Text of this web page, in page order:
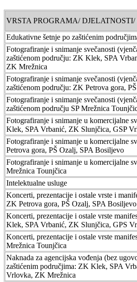
VRSTA PROGRAMA/
Edukativne šetnje po zaštićenim
Fotografiranje i snimanje svečanosti
zaštićenom području: ZK Klek, SPA
ZK Mrežnica
Fotografiranje i snimanje svečanosti
zaštićenom području: ZK Petrova gora,
Fotografiranje i snimanje svečanosti
zaštićenom području SP Mrežnica
Fotografiranje i snimanje u komercijalne
Klek, SPA Vrbanić, ZK Slunjčica, GSP
Fotografiranje i snimanje u komercijalne
Petrova gora, PŠ Ozalj, SPA Bosiljevo
Fotografiranje i snimanje u komercijalne
Mrežnica Tounjčica
Intelektualne usluge
Koncerti, prezentacije i ostale vrste i
ZK Petrova gora, PŠ Ozalj, SPA Bosiljevo
Koncerti, prezentacije i ostale vrste
Klek, SPA Vrbanić, ZK Slunjčica, GPS
Koncerti, prezentacije i ostale vrste
Mrežnica Tounjčica
Naknada za agencijska vođenja (bez
zaštićenim područjima: ZK Klek, SPA
Vrlovka, ZK Mrežnica